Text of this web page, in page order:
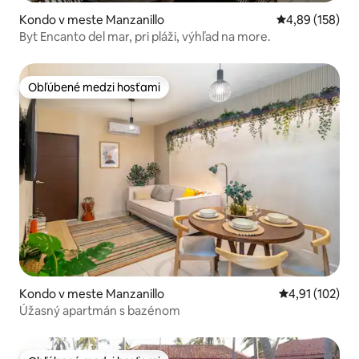
Kondo v meste Manzanillo Priemerné
4,89 (158)
Byt Encanto del mar, pri pláži, výhľad na more.
Obľúbené medzi hosťami
Obľúbené medzi hosťami
Kondo v meste Manzanillo Priemerné
4,91 (102)
Úžasný apartmán s bazénom